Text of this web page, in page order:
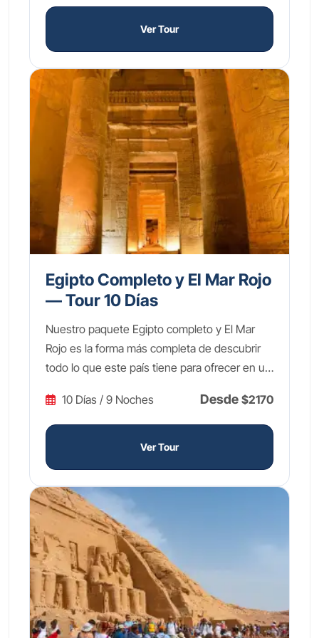
personalizada, tu única preocupación será
disfrutar de cada momento de esta aventura
inolvidable en la tierra de los faraones durante
las vacaciones de Semana Santa.
Ver Tour
Egipto Completo y El Mar Rojo
— Tour 10 Días
Nuestro paquete Egipto completo y El Mar
Rojo es la forma más completa de descubrir
todo lo que este país tiene para ofrecer en un
con las icónicas Pirámides de Guiza, la
enigmática Esfinge y los tesoros del Gran
Museo Egipcio. Vuela después a Asuán para
contemplar el colosal Templo de Abu Simbel,
obra maestra de Ramsés II, y embárcate en un
crucero de lujo 5 estrellas por el Nilo que te
llevará por los templos más legendarios de la
antigüedad: Filae, Kom Ombo, Edfu, el Valle
de los Reyes, Hatshepsut, Karnak y Luxor,
todos guiados por un experto de habla
hispana. Tras Cuatro días navegando por el
Río Nilo sagrado, tu tour a Egipto y el Mar Rojo
10 Días / 9 Noches Desde $2170
Ver Tour